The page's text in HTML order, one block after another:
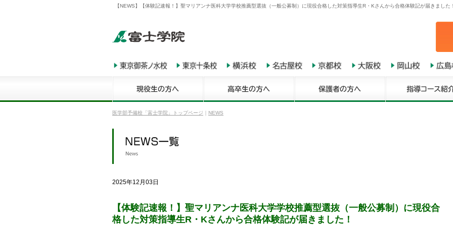
【NEWS】【体験記速報！】聖マリアンナ医科大学学校推薦型選抜（一般公募制）に現役合格した対策指導生R・Kさんから合格体験記が届きました
医学部予備校「富士学院」トップページ NEWS
2025年12月03日
【体験記速報！】聖マリアンナ医科大学学校推薦型選抜（一般公募制）に現役合
格した対策指導生R・Kさんから合格体験記が届きました！